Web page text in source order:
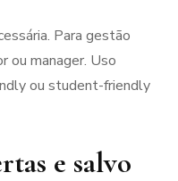
Para gestão
ou manager. Uso
ou student-friendly
e salvo